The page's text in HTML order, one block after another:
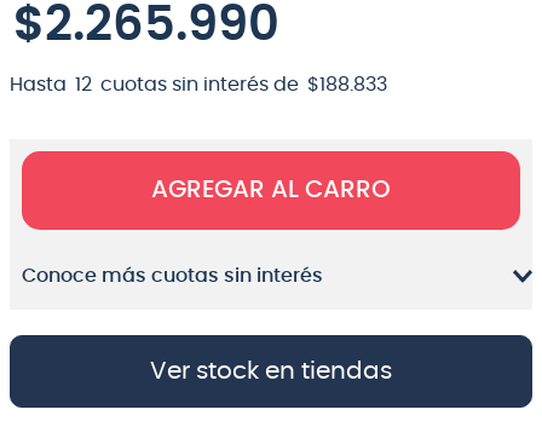
$2.265.990
Hasta 12 cuotas sin interés de $188 833
AGREGAR AL CARRO
Conoce más cuotas sin interés
Ver stock en tiendas
10. violin